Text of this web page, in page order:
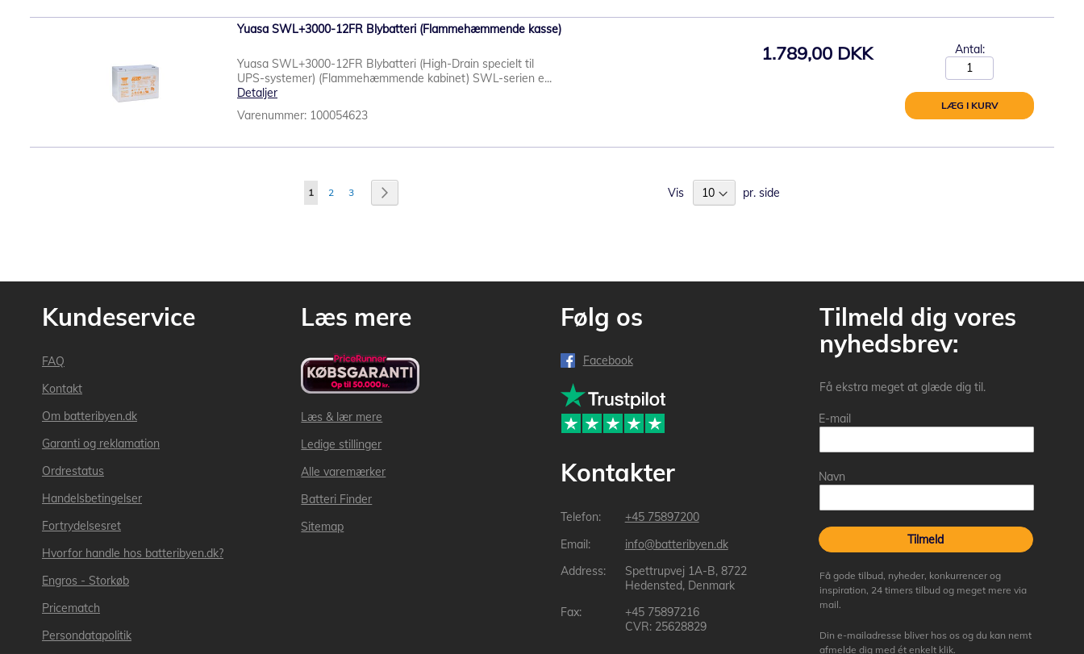
Yuasa SWL+3000-12FR Blybatteri (Flammehæmmende kasse)
Yuasa SWL+3000-12FR Blybatteri (High-Drain specielt til
UPS-systemer) (Flammehæmmende kabinet) SWL-serien e...
Detaljer
Varenummer: 100054623
1.789,00 DKK Antal:
LÆG I KURV
Side
Du læser i øjeblikket side
1 Side
2 Side
3 Vis pr. side
Kundeservice
FAQ
Kontakt
Om batteribyen.dk
Garanti og reklamation
Ordrestatus
Handelsbetingelser
Fortrydelsesret
Hvorfor handle hos batteribyen.dk?
Engros - Storkøb
Pricematch
Persondatapolitik
Læs mere
Læs & lær mere
Ledige stillinger
Alle varemærker
Batteri Finder
Sitemap
Følg os
Facebook
Kontakter
+45 75897200
info@batteribyen.dk
Spettrupvej 1A-B, 8722
Hedensted, Denmark
+45 75897216
CVR: 25628829
Tilmeld dig vores
nyhedsbrev:
Få ekstra meget at glæde dig til.
E-mail
Navn
Tilmeld
Få gode tilbud, nyheder, konkurrencer og
inspiration, 24 timers tilbud og meget mere via
mail.
Din e-mailadresse bliver hos os og du kan nemt
afmelde dig med ét enkelt klik.